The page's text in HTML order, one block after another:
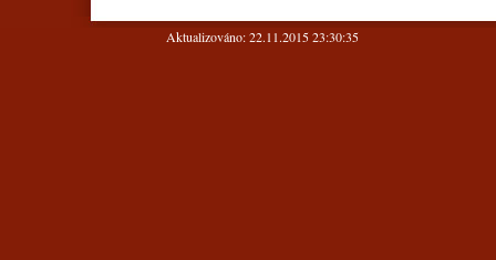
Aktualizováno: 22.11.2015 23:30:35